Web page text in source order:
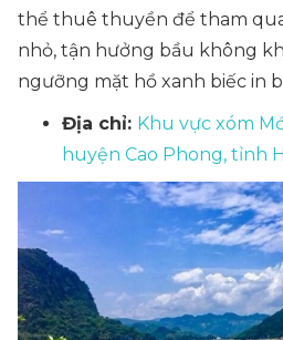
thể thuê thuyền để tham
nhỏ, tận hưởng bầu không
ngưỡng mặt hồ xanh biếc in
Địa chỉ: Khu vực xóm
huyện Cao Phong, tỉnh